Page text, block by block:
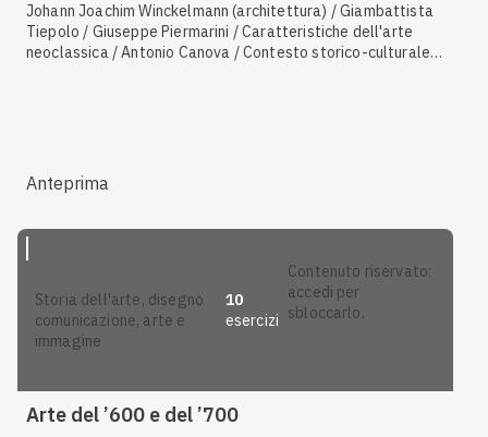
Johann Joachim Winckelmann (architettura) / Giambattista
Tiepolo / Giuseppe Piermarini / Caratteristiche dell'arte
neoclassica / Antonio Canova / Contesto storico-culturale
Dominique Ingres / Rembrandt / Jan Vermeer /
Caratteristiche del Rococò / Luigi Vanvitelli / Contesto
Anteprima
storia dell'arte, disegno
comunicazione, arte e
immagine
10
esercizi
contenuto riservato:
accedi per
sbloccarlo.
Arte del ’600 e del ’700